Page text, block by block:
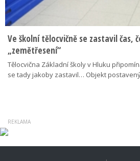
Ve školní tělocvičně se zastavil čas,
„zemětřesení“
Tělocvična Základní školy v Hluku
se tady jakoby zastavil… Objekt